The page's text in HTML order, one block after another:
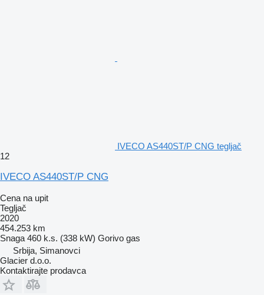
IVECO AS440ST/P CNG tegljač
12
IVECO AS440ST/P CNG
Cena na upit
Tegljač
2020
454.253 km
Snaga 460 k.s. (338 kW) Gorivo gas
Srbija, Simanovci
Glacier d.o.o.
Kontaktirajte prodavca